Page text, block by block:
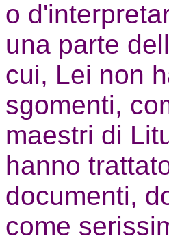
o
una parte
cui, Lei non
sgomenti,
maestri di
hanno
documenti,
come